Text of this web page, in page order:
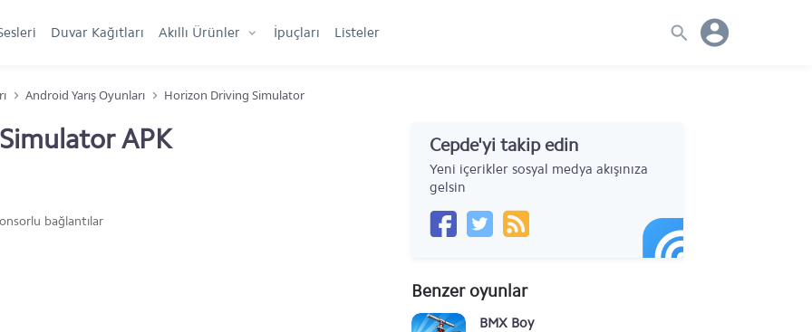
Duvar Kağıtları Akıllı Ürünler İpuçları Listeler
Android Yarış Oyunları Horizon Driving Simulator
APK
bağlantılar
Cepde'yi takip edin
Yeni içerikler sosyal medya akışınıza
gelsin
Benzer oyunlar
BMX Boy